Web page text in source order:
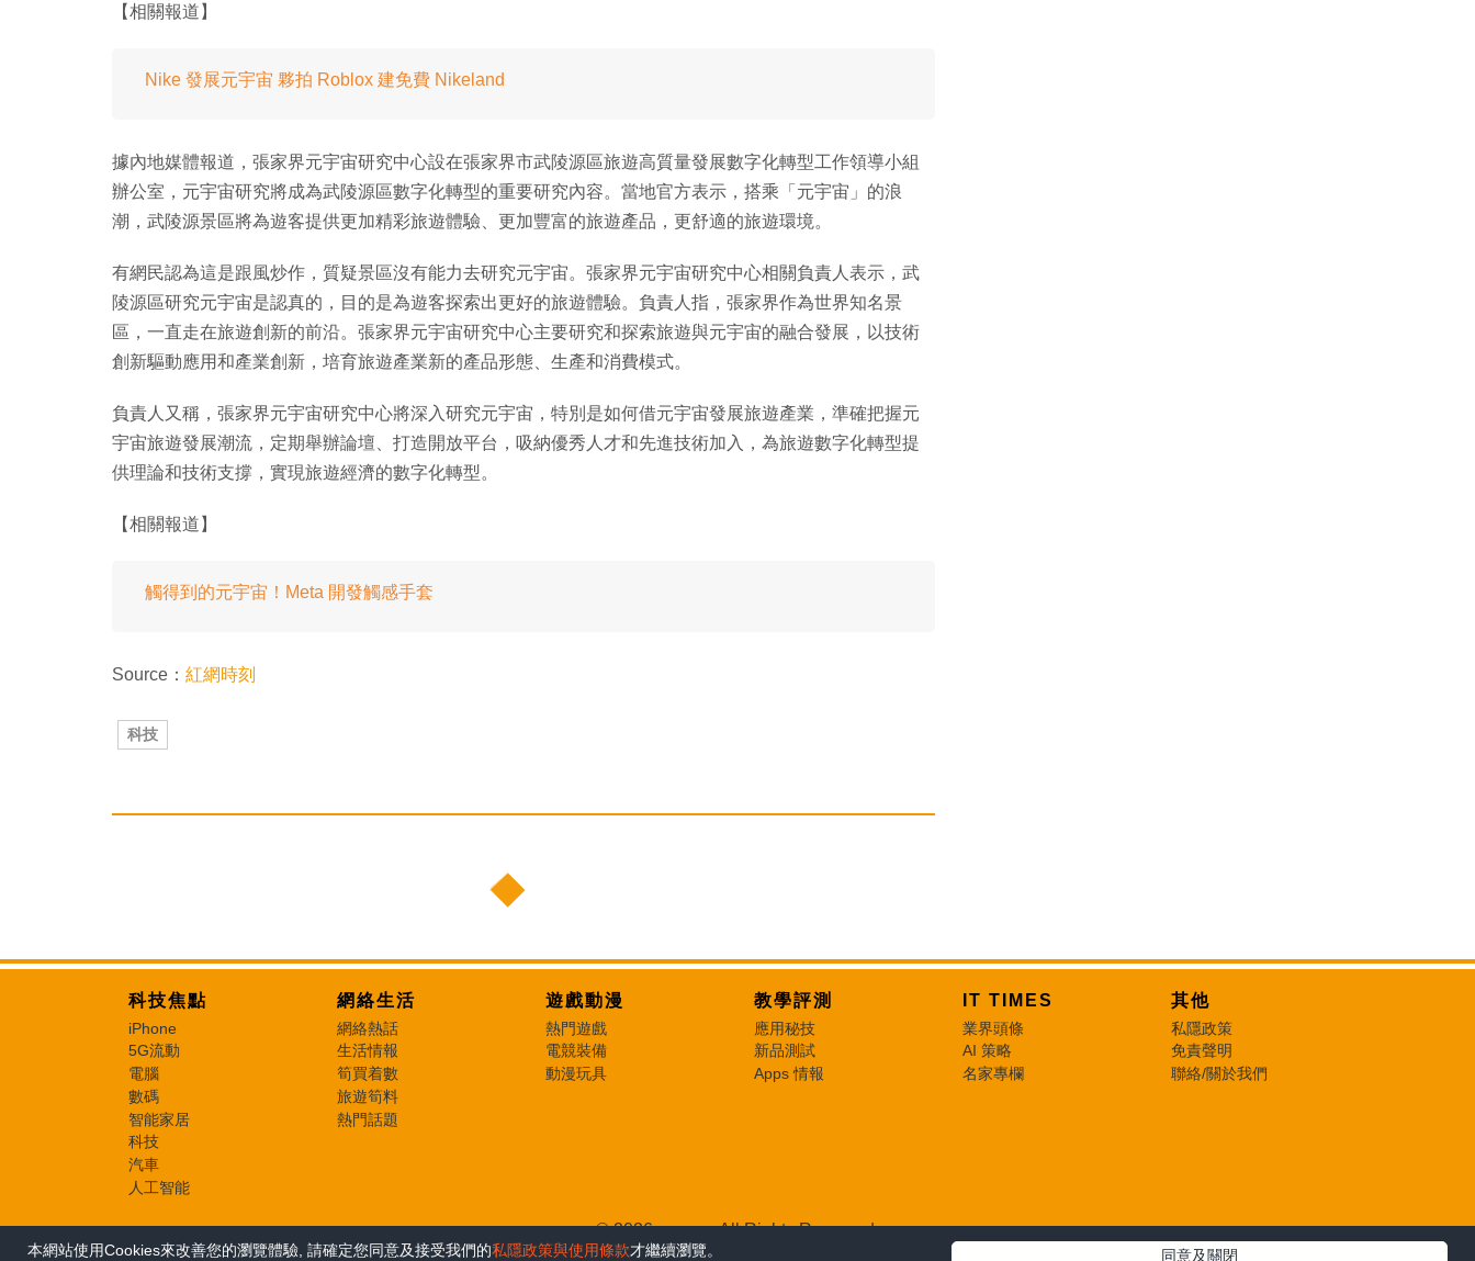
本網站使用Cookies來改善您的瀏覽體驗, 請確定您同意及接受我們的私隱政策與使用條款才繼續瀏覽。 同意及關閉
【相關報道】
Nike 發展元宇宙 夥拍 Roblox 建免費 Nikeland
據內地媒體報道，張家界元宇宙研究中心設在張家界市武陵源區旅遊高質量發展數字化轉型工作領導小組
辦公室，元宇宙研究將成為武陵源區數字化轉型的重要研究內容。當地官方表示，搭乘「元宇宙」的浪
潮，武陵源景區將為遊客提供更加精彩旅遊體驗、更加豐富的旅遊產品，更舒適的旅遊環境。
有網民認為這是跟風炒作，質疑景區沒有能力去研究元宇宙。張家界元宇宙研究中心相關負責人表示，武
陵源區研究元宇宙是認真的，目的是為遊客探索出更好的旅遊體驗。負責人指，張家界作為世界知名景
區，一直走在旅遊創新的前沿。張家界元宇宙研究中心主要研究和探索旅遊與元宇宙的融合發展，以技術
創新驅動應用和產業創新，培育旅遊產業新的產品形態、生產和消費模式。
負責人又稱，張家界元宇宙研究中心將深入研究元宇宙，特別是如何借元宇宙發展旅遊產業，準確把握元
宇宙旅遊發展潮流，定期舉辦論壇、打造開放平台，吸納優秀人才和先進技術加入，為旅遊數字化轉型提
供理論和技術支撐，實現旅遊經濟的數字化轉型。
【相關報道】
觸得到的元宇宙！Meta 開發觸感手套
Source： 紅網時刻
科技
科技焦點
iPhone
5G流動
電腦
數碼
智能家居
科技
汽車
人工智能
網絡生活
網絡熱話
生活情報
筍買着數
旅遊筍料
熱門話題
遊戲動漫
熱門遊戲
電競裝備
動漫玩具
教學評測
應用秘技
新品測試
Apps 情報
IT TIMES
業界頭條
AI 策略
名家專欄
其他
私隱政策
免責聲明
聯絡/關於我們
© 2026 e-zone. All Rights Reserved.